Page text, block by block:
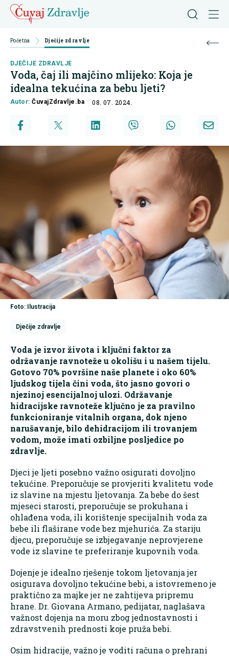
Početna Dječije zdravlje
DJEČIJE ZDRAVLJE
Voda, čaj ili majčino mlijeko: Koja je
idealna tekućina za bebu ljeti?
Autor:ČuvajZdravlje.ba 08. 07. 2024.
Foto: Ilustracija
Dječije zdravlje
Voda je izvor života i ključni faktor za
održavanje ravnoteže u okolišu i u našem tijelu.
Gotovo 70% površine naše planete i oko 60%
ljudskog tijela čini voda, što jasno govori o
njezinoj esencijalnoj ulozi. Održavanje
hidracijske ravnoteže ključno je za pravilno
funkcioniranje vitalnih organa, dok njeno
narušavanje, bilo dehidracijom ili trovanjem
vodom, može imati ozbiljne posljedice po
zdravlje.
Djeci je ljeti posebno važno osigurati dovoljno
tekućine. Preporučuje se provjeriti kvalitetu vode
iz slavine na mjestu ljetovanja. Za bebe do šest
mjeseci starosti, preporučuje se prokuhana i
ohlađena voda, ili korištenje specijalnih voda za
bebe ili flaširane vode bez mjehurića. Za stariju
djecu, preporučuje se izbjegavanje neprovjerene
vode iz slavine te preferiranje kupovnih voda.
Dojenje je idealno rješenje tokom ljetovanja jer
osigurava dovoljno tekućine bebi, a istovremeno je
praktično za majke jer ne zahtijeva pripremu
hrane. Dr. Giovana Armano, pedijatar, naglašava
važnost dojenja na moru zbog jednostavnosti i
zdravstvenih prednosti koje pruža bebi.
Osim hidracije, važno je voditi računa o prehrani